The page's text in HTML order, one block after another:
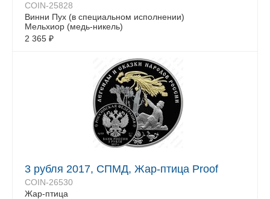
COIN-25828
Винни Пух (в специальном исполнении)
Мельхиор (медь-никель)
2 365 ₽
3 рубля 2017, СПМД, Жар-птица Proof
COIN-26530
Жар-птица